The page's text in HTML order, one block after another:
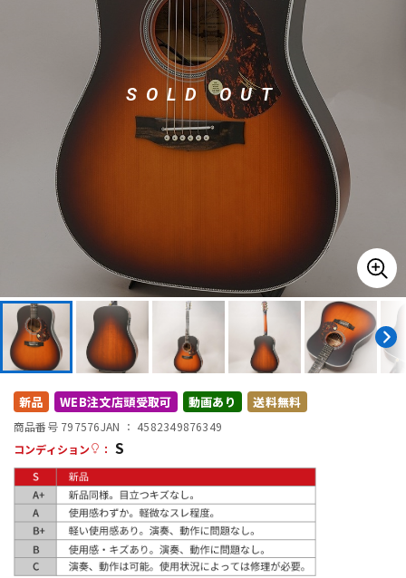
ドラム パーカッション
キーボード 電子ピアノ
エフェクター
DTM
DTM オンライン納品 レコーディング機器
配信/ライブ機器
中古 ヴィンテージ
SOLD OUT
新品 WEB注文店頭受取可 動画あり 送料無料
商品番号 797576JAN ： 4582349876349
コンディション
： S